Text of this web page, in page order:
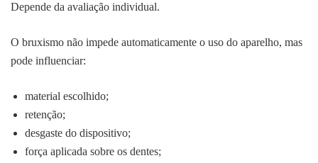
Depende da avaliação individual.
O bruxismo não impede automaticamente o uso do aparelho, mas
pode influenciar:
material escolhido;
retenção;
desgaste do dispositivo;
força aplicada sobre os dentes;